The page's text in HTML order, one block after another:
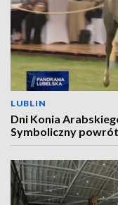
LUBLIN
Dni Konia
Symboliczny